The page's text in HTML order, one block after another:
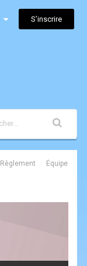
S’inscrire
Règlement Équipe